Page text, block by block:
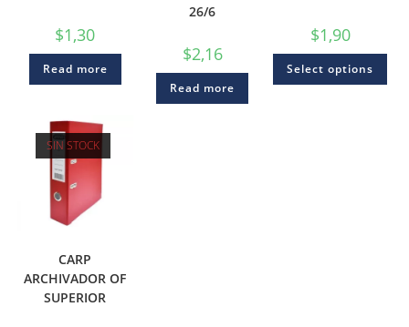
$1,30
Read more
26/6
$2,16
Read more
$1,90
Select options
SIN STOCK
CARP
ARCHIVADOR OF
SUPERIOR